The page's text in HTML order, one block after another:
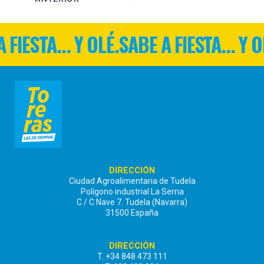
FIESTA... Y OLÉ.SABE A FIESTA... Y
DIRECCIÓN
Ciudad Agroalimentaria de Tudela
Polígono industrial La Serna
C / C Nave 7. Tudela (Navarra)
31500 España
DIRECCIÓN
T. +34 848 473 111